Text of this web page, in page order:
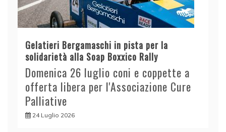
Gelatieri Bergamaschi in pista per la
solidarietà alla Soap Boxxico Rally
Domenica 26 luglio coni e coppette a
offerta libera per l'Associazione Cure
Palliative
24 Luglio 2026